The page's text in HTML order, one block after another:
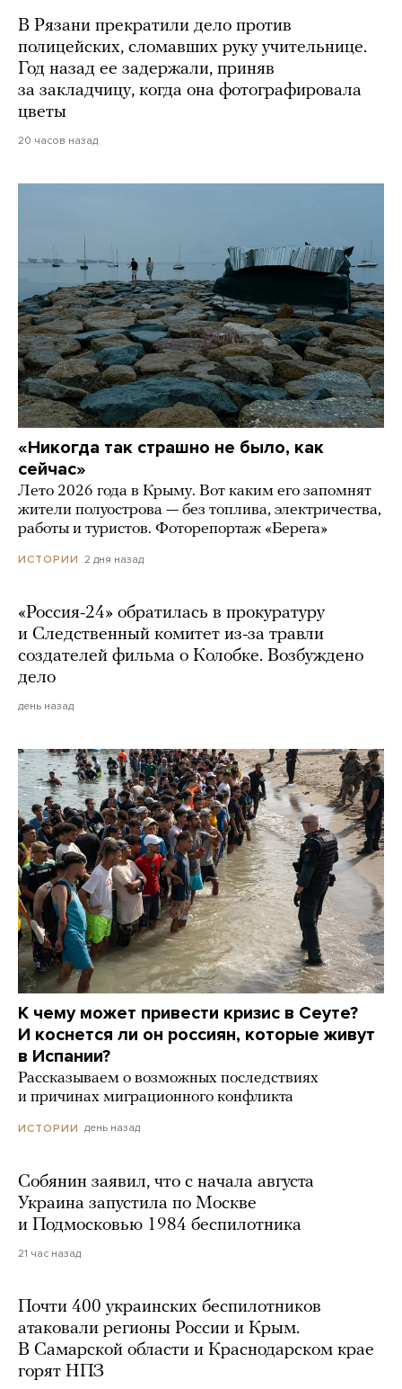
В Рязани прекратили дело против
полицейских, сломавших руку учительнице.
Год назад ее задержали, приняв
за закладчицу, когда она фотографировала
цветы
20 часов назад
«Никогда так страшно не было, как
сейчас»
Лето 2026 года в Крыму. Вот каким его запомнят
жители полуострова — без топлива, электричества,
работы и туристов. Фоторепортаж «Берега»
ИСТОРИИ 2 дня назад
«Россия-24» обратилась в прокуратуру
и Следственный комитет из-за травли
создателей фильма о Колобке. Возбуждено
дело
день назад
К чему может привести кризис в Сеуте?
И коснется ли он россиян, которые живут
в Испании?
Рассказываем о возможных последствиях
и причинах миграционного конфликта
ИСТОРИИ день назад
Собянин заявил, что с начала августа
Украина запустила по Москве
и Подмосковью 1984 беспилотника
21 час назад
Почти 400 украинских беспилотников
атаковали регионы России и Крым.
В Самарской области и Краснодарском крае
горят НПЗ